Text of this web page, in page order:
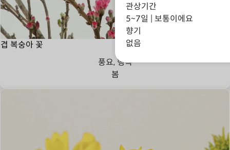
겹 복숭아 꽃
풍요, 행복
봄
관상기간
5~7일 | 보통이에요
향기
없음